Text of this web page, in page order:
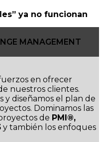
ya no funcionan
MANAGEMENT
en ofrecer
nuestros clientes.
y diseñamos el plan de
Dominamos las
de PMI®,
y también los enfoques